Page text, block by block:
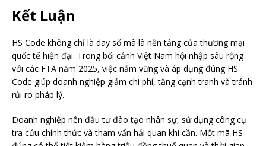
Kết Luận
HS Code không chỉ là dãy số mà là nền tảng của thương mại
quốc tế hiện đại. Trong bối cảnh Việt Nam hội nhập sâu rộng
với các FTA năm 2025, việc nắm vững và áp dụng đúng HS
Code giúp doanh nghiệp giảm chi phí, tăng cạnh tranh và tránh
rủi ro pháp lý.
Doanh nghiệp nên đầu tư đào tạo nhân sự, sử dụng công cụ
tra cứu chính thức và tham vấn hải quan khi cần. Một mã HS